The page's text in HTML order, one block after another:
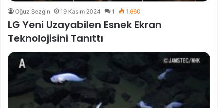
Oğuz Sezgin 19 Kasım 2024 1 1.660
LG Yeni Uzayabilen Esnek Ekran
Teknolojisini Tanıttı